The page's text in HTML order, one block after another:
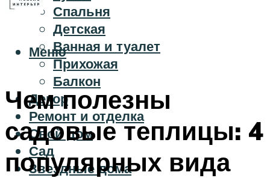
Спальня
Детская
Ванная и туалет
Прихожая
Балкон
Декор
Ремонт и отделка
Свой дом
Сад
Звездные дома
Меню
Чем полезны
садовые теплицы: 4
популярных вида